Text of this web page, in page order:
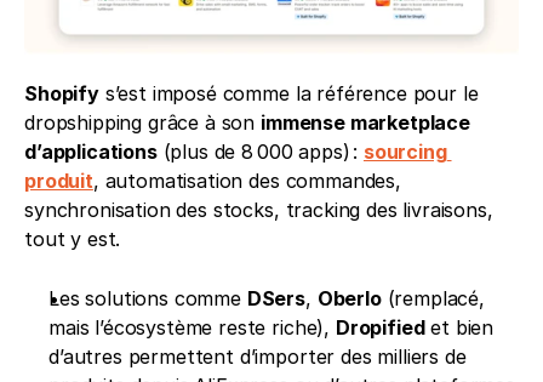
Shopify s’est imposé comme la référence pour le
dropshipping grâce à son immense marketplace
d’applications (plus de 8 000 apps) : sourcing
produit, automatisation des commandes,
synchronisation des stocks, tracking des livraisons,
tout y est.
Les solutions comme DSers, Oberlo (remplacé,
mais l’écosystème reste riche), Dropified et bien
d’autres permettent d’importer des milliers de